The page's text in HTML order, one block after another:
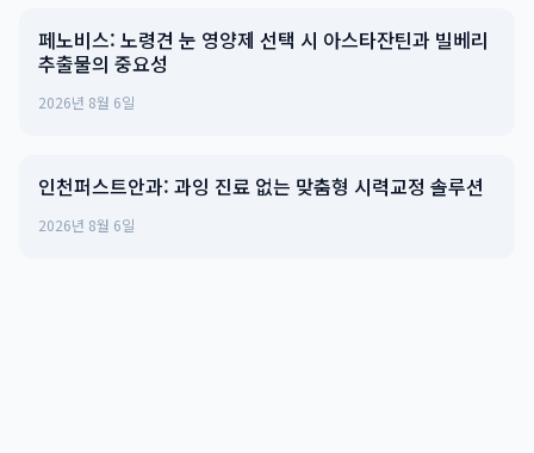
페노비스: 노령견 눈 영양제 선택 시 아스타잔틴과 빌베리
추출물의 중요성
2026년 8월 6일
인천퍼스트안과: 과잉 진료 없는 맞춤형 시력교정 솔루션
2026년 8월 6일